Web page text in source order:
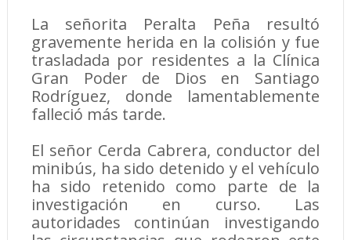
La señorita Peralta Peña resultó
gravemente herida en la colisión y fue
trasladada por residentes a la Clínica
Gran Poder de Dios en Santiago
Rodríguez, donde lamentablemente
falleció más tarde.
El señor Cerda Cabrera, conductor del
minibús, ha sido detenido y el vehículo
ha sido retenido como parte de la
investigación en curso. Las
autoridades continúan investigando